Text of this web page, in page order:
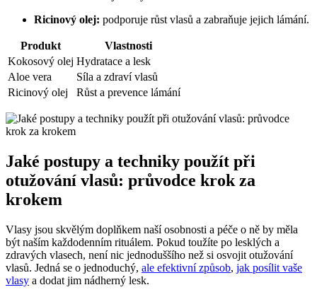
Ricinový olej: podporuje růst vlasů a zabraňuje jejich lámání.
Produkt
Vlastnosti
Kokosový olej Hydratace a lesk
Aloe vera
Síla a zdraví vlasů
Ricinový olej
Růst a prevence lámání
Jaké postupy a techniky použít při
otužování vlasů: průvodce krok za
krokem
Vlasy jsou skvělým doplňkem naší osobnosti a péče o ně by měla
být naším každodenním rituálem. Pokud toužíte po lesklých a
zdravých vlasech, není nic jednoduššího než si osvojit otužování
vlasů. Jedná se o jednoduchý, ale efektivní způsob, jak posílit vaše
vlasy a dodat jim nádherný lesk.